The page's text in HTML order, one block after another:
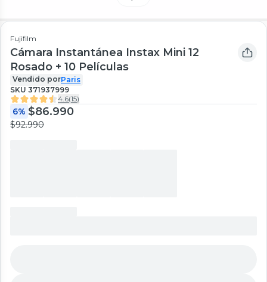
Fujifilm
Cámara Instantánea Instax Mini 12
Rosado + 10 Películas
Vendido porParis
SKU 371937999
4.6(15)
6% $86.990
$92.990